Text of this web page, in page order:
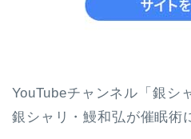
YouTubeチャンネル「銀シ
銀シャリ・鰻和弘が催眠術